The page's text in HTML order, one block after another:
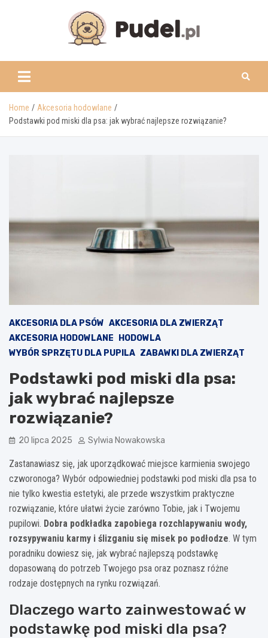
www.pudel.pl
Home
Akcesoria hodowlane
Podstawki pod miski dla psa: jak wybrać najlepsze rozwiązanie?
AKCESORIA DLA PSÓW AKCESORIA DLA ZWIERZĄT
AKCESORIA HODOWLANE
HODOWLA
WYBÓR SPRZĘTU DLA PUPILA ZABAWKI DLA ZWIERZĄT
Podstawki pod miski dla psa:
jak wybrać najlepsze
rozwiązanie?
20 lipca 2025 Sylwia Nowakowska
Zastanawiasz się, jak uporządkować miejsce karmienia swojego
czworonoga? Wybór odpowiedniej podstawki pod miski dla psa to
nie tylko kwestia estetyki, ale przede wszystkim praktyczne
rozwiązanie, które ułatwi życie zarówno Tobie, jak i Twojemu
pupilowi. Dobra podkładka zapobiega rozchlapywaniu wody,
rozsypywaniu karmy i ślizganiu się misek po podłodze. W tym
poradniku dowiesz się, jak wybrać najlepszą podstawkę
dopasowaną do potrzeb Twojego psa oraz poznasz różne
rodzaje dostępnych na rynku rozwiązań.
Dlaczego warto zainwestować w
podstawkę pod miski dla psa?